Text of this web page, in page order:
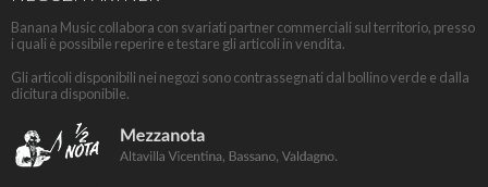
Banana Music collabora con svariati partner commerciali sul territorio, presso
i quali è possibile reperire e testare gli articoli in vendita.
Gli articoli disponibili nei negozi sono contrassegnati dal bollino verde e dalla
dicitura disponibile.